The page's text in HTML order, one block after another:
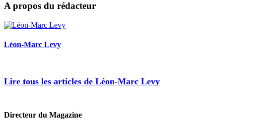
A propos du rédacteur
Léon-Marc Levy
Lire tous les articles de Léon-Marc Levy
Directeur du Magazine